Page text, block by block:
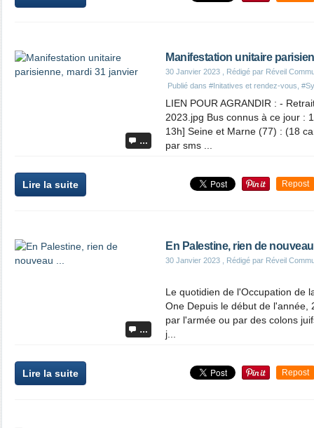
…
Manifestation unitaire
30 Janvier 2023 , Rédigé par Réveil
Publié dans #Initatives et rendez-vous
LIEN POUR AGRANDIR : -
2023.jpg Bus connus à ce jour :
13h] Seine et Marne (77) : (18
par sms ...
Lire la suite Repost
…
En Palestine, rien de nouveau
30 Janvier 2023 , Rédigé par Réveil
Le quotidien de l'Occupation de
One Depuis le début de l'année,
par l'armée ou par des colons
j...
Lire la suite Repost